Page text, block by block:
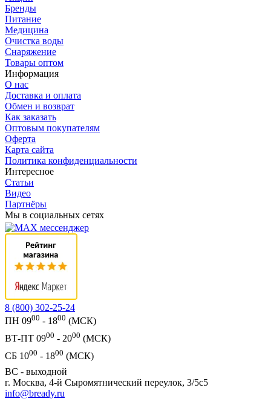
Бренды
Питание
Медицина
Очистка воды
Снаряжение
Товары оптом
Информация
О нас
Доставка и оплата
Обмен и возврат
Как заказать
Оптовым покупателям
Оферта
Карта сайта
Политика конфиденциальности
Интересное
Статьи
Видео
Партнёры
Мы в социальных сетях
8 (800) 302-25-24
ПН 0900 - 1800 (МСК)
ВТ-ПТ 0900 - 2000 (МСК)
СБ 1000 - 1800 (МСК)
ВС - выходной
г. Москва, 4-й Сыромятнический переулок, 3/5с5
info@bready.ru